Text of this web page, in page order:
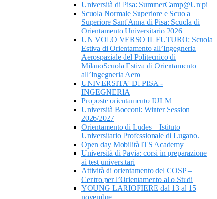
Università di Pisa: SummerCamp@Unipi
Scuola Normale Superiore e Scuola
Superiore Sant'Anna di Pisa: Scuola di
Orientamento Universitario 2026
UN VOLO VERSO IL FUTURO: Scuola
Estiva di Orientamento all’Ingegneria
Aerospaziale del Politecnico di
MilanoScuola Estiva di Orientamento
all’Ingegneria Aero
UNIVERSITA' DI PISA -
INGEGNERIA
Proposte orientamento IULM
Università Bocconi: Winter Session
2026/2027
Orientamento di Ludes – Istituto
Universitario Professionale di Lugano.
Open day Mobilità ITS Academy
Università di Pavia: corsi in preparazione
ai test universitari
Attività di orientamento del COSP –
Centro per l’Orientamento allo Studi
YOUNG LARIOFIERE dal 13 al 15
novembre